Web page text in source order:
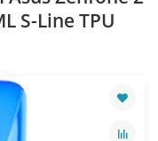
S-Line TPU